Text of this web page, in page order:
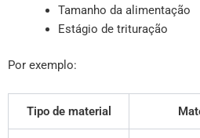
Tamanho da alimentação
Estágio de trituração
Por exemplo:
Tipo de material